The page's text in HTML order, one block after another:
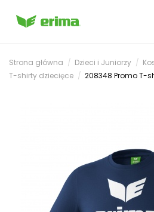
Strona główna Dzieci i Juniorzy
T-shirty dziecięce
208348 Promo T-